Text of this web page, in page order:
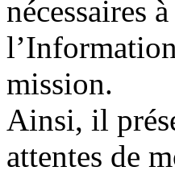
nécessaires
mission.
Ainsi, il
attentes de